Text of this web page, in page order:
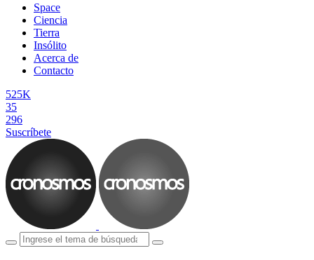
Space
Ciencia
Tierra
Insólito
Acerca de
Contacto
525K
35
296
Suscríbete